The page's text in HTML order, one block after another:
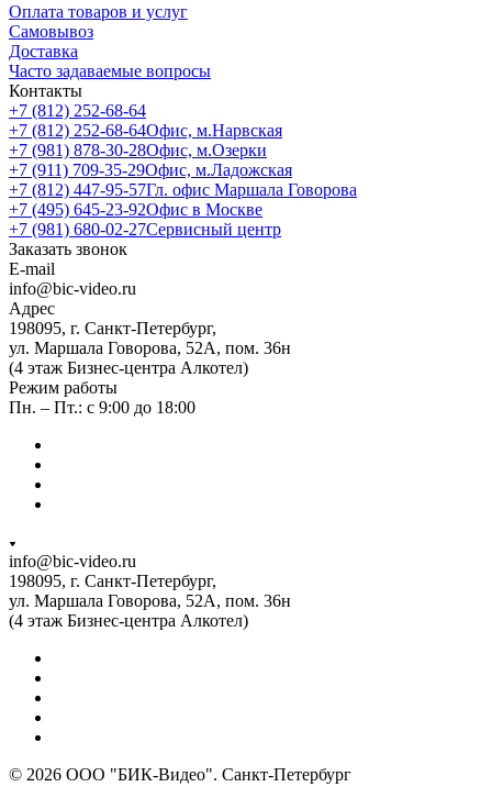
Оплата товаров и услуг
Самовывоз
Доставка
Часто задаваемые вопросы
Контакты
+7 (812) 252-68-64
+7 (812) 252-68-64Офис, м.Нарвская
+7 (981) 878-30-28Офис, м.Озерки
+7 (911) 709-35-29Офис, м.Ладожская
+7 (812) 447-95-57Гл. офис Маршала Говорова
+7 (495) 645-23-92Офис в Москве
+7 (981) 680-02-27Сервисный центр
Заказать звонок
E-mail
info@bic-video.ru
Адрес
198095, г. Санкт-Петербург,
ул. Маршала Говорова, 52А, пом. 36н
(4 этаж Бизнес-центра Алкотел)
Режим работы
Пн. – Пт.: с 9:00 до 18:00
info@bic-video.ru
198095, г. Санкт-Петербург,
ул. Маршала Говорова, 52А, пом. 36н
(4 этаж Бизнес-центра Алкотел)
© 2026 ООО "БИК-Видео". Санкт-Петербург